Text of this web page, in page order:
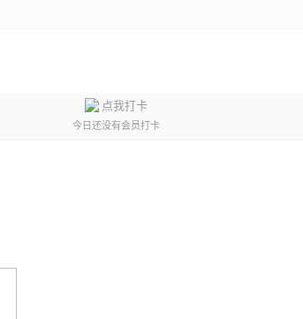
点我打卡
今日还没有会员打卡